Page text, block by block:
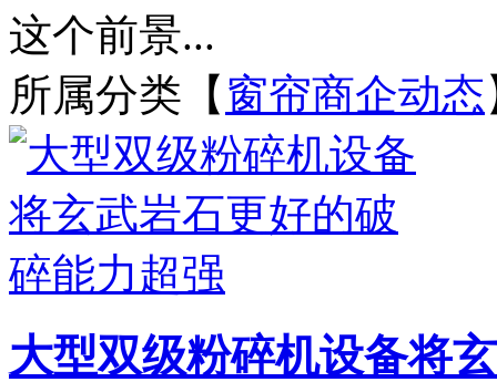
这个前景...
所属分类【 窗帘商企动态
大型双级粉碎机设备将